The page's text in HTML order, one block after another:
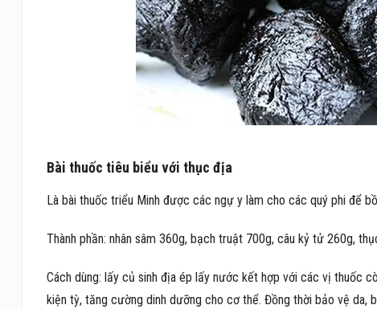
Bài thuốc tiêu biểu với thục địa
Là bài thuốc triểu Minh được các ngự y làm cho các quý phi để
Thành phần: nhân sâm 360g, bạch truật 700g, câu kỷ tử 260g,
Cách dùng: lấy củ sinh địa ép lấy nước kết hợp với các vị thuốc
kiện tỳ, tăng cường dinh dưỡng cho cơ thể. Đồng thời bảo vệ